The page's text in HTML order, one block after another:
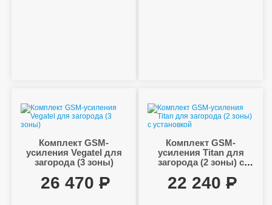
Комплект GSM-
усиления Vegatel для
загорода (3 зоны)
26 470
Комплект GSM-
усиления Titan для
загорода (2 зоны) с
22 240